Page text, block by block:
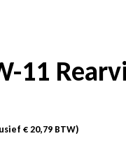
11
€20,79 BTW)